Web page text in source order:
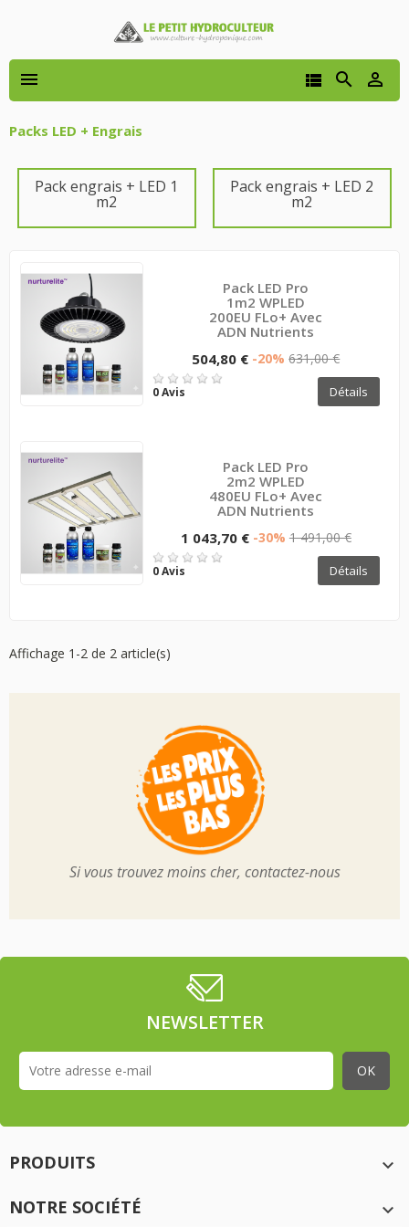
 


Packs LED + Engrais
Pack engrais + LED 1
m2
Pack engrais + LED 2
m2
Pack LED Pro
1m2 WPLED
200EU FLo+ Avec
ADN Nutrients
504,80 € -20% 631,00 €
0 Avis Détails
Pack LED Pro
2m2 WPLED
480EU FLo+ Avec
ADN Nutrients
1 043,70 € -30% 1 491,00 €
0 Avis Détails
Affichage 1-2 de 2 article(s)
Si vous trouvez moins cher, contactez-nous
NEWSLETTER
PRODUITS

NOTRE SOCIÉTÉ
